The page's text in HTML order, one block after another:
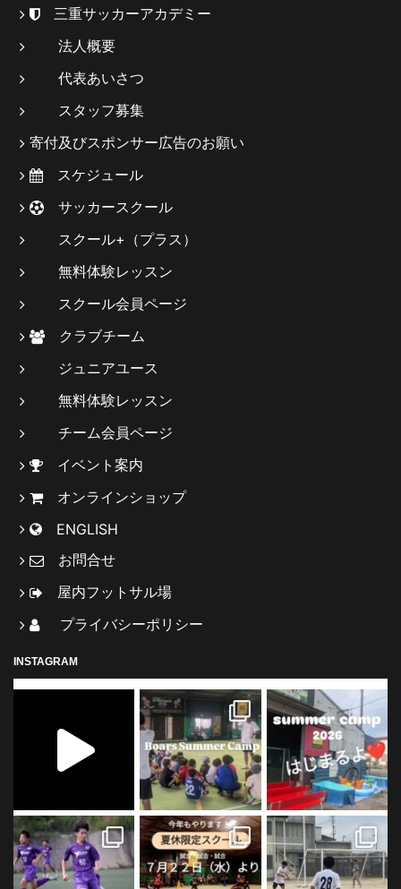
三重サッカーアカデミー
法人概要
代表あいさつ
スタッフ募集
寄付及びスポンサー広告のお願い
スケジュール
サッカースクール
スクール+（プラス）
無料体験レッスン
スクール会員ページ
クラブチーム
ジュニアユース
無料体験レッスン
チーム会員ページ
イベント案内
オンラインショップ
ENGLISH
お問合せ
屋内フットサル場
プライバシーポリシー
INSTAGRAM